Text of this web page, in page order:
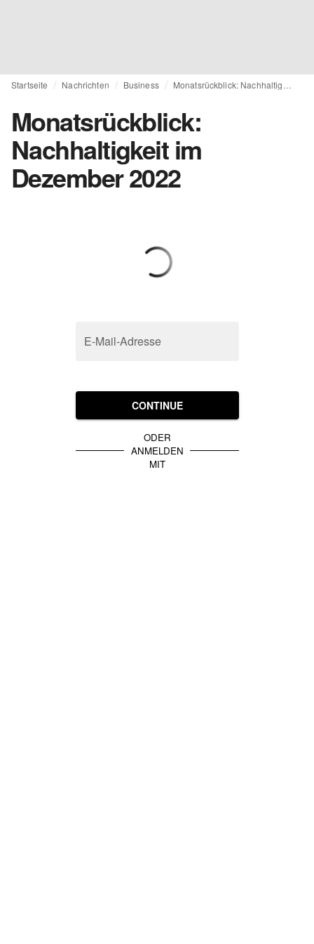
Startseite Nachrichten Business
Monatsrückblick:
Nachhaltigkeit im
Dezember 2022
E-Mail-Adresse
CONTINUE
ODER
ANMELDEN
MIT